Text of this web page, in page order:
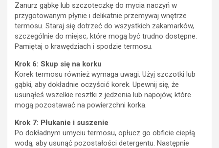
Zanurz gąbkę lub szczoteczkę do mycia naczyń w
przygotowanym płynie i delikatnie przemywaj wnętrze
termosu. Staraj się dotrzeć do wszystkich zakamarków,
szczególnie do miejsc, które mogą być trudno dostępne.
Pamiętaj o krawędziach i spodzie termosu.
Krok 6: Skup się na korku
Korek termosu również wymaga uwagi. Użyj szczotki lub
gąbki, aby dokładnie oczyścić korek. Upewnij się, że
usunąłeś wszelkie resztki z jedzenia lub napojów, które
mogą pozostawać na powierzchni korka.
Krok 7: Płukanie i suszenie
Po dokładnym umyciu termosu, opłucz go obficie ciepłą
wodą, aby usunąć pozostałości detergentu. Następnie